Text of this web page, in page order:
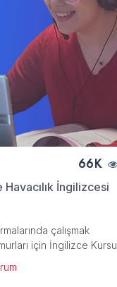
66K
İngilizcesi
çalışmak
için İngilizce Kursu